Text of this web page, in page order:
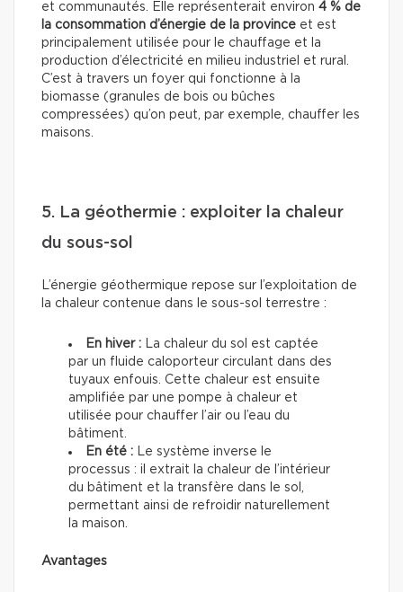
et communautés. Elle représenterait environ 4 % de
la consommation d’énergie de la province et est
principalement utilisée pour le chauffage et la
production d’électricité en milieu industriel et rural.
C’est à travers un foyer qui fonctionne à la
biomasse (granules de bois ou bûches
compressées) qu’on peut, par exemple, chauffer les
maisons.
5. La géothermie : exploiter la chaleur
du sous-sol
L’énergie géothermique repose sur l’exploitation de
la chaleur contenue dans le sous-sol terrestre :
En hiver : La chaleur du sol est captée
par un fluide caloporteur circulant dans des
tuyaux enfouis. Cette chaleur est ensuite
amplifiée par une pompe à chaleur et
utilisée pour chauffer l’air ou l’eau du
bâtiment.
En été : Le système inverse le
processus : il extrait la chaleur de l’intérieur
du bâtiment et la transfère dans le sol,
permettant ainsi de refroidir naturellement
la maison.
Avantages